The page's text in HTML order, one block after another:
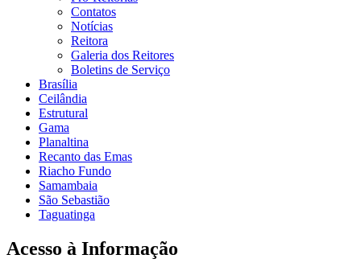
Contatos
Notícias
Reitora
Galeria dos Reitores
Boletins de Serviço
Brasília
Ceilândia
Estrutural
Gama
Planaltina
Recanto das Emas
Riacho Fundo
Samambaia
São Sebastião
Taguatinga
Acesso à Informação